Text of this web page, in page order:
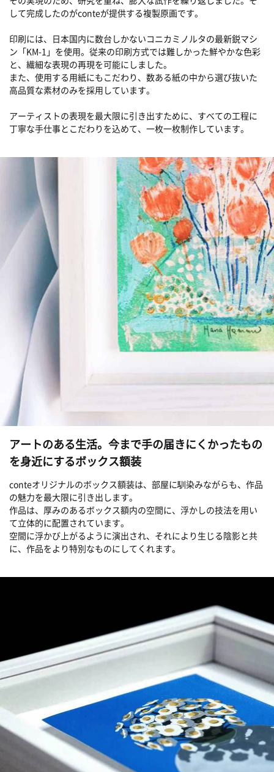
して完成したのがconteが提供する複製原画です。
印刷には、日本国内に数台しかないコニカミノルタの最新鋭マシ
ン「KM-1」を使用。従来の印刷方式では難しかった鮮やかな色彩
と、繊細な表現の再現を可能にしました。
また、使用する用紙にもこだわり、数ある紙の中から選び抜いた
高品質な素材のみを採用しています。
アーティストの表現を最大限に引き出すために、すべての工程に
丁寧な手仕事とこだわりを込めて、一枚一枚制作しています。
アートのある生活。今まで手の届きにくかったもの
を身近にするボックス額装
conteオリジナルのボックス額装は、部屋に馴染みながらも、作品
の魅力を最大限に引き出します。
作品は、厚みのあるボックス額内の空間に、浮かしの技法を用い
て立体的に配置されています。
空間に浮かび上がるように演出され、それにより生じる陰影と共
に、作品をより特別なものにしてくれます。